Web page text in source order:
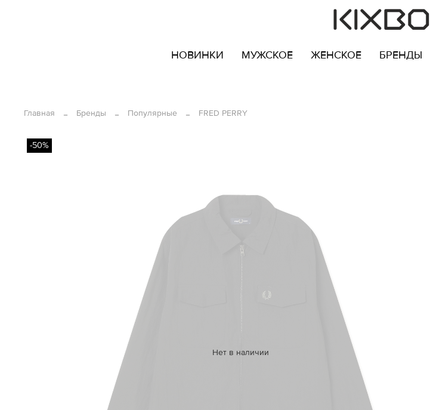
НОВИНКИ МУЖСКОЕ ЖЕНСКОЕ БРЕНДЫ
Главная Бренды Популярные FRED PERRY
Нет в наличии
-50%